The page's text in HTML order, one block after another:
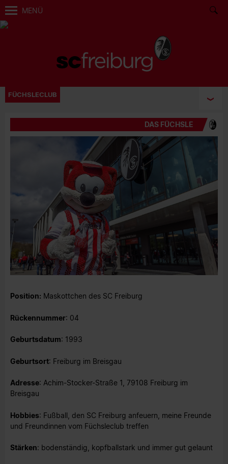
MENÜ
FÜCHSLECLUB
DAS FÜCHSLE
Position: Maskottchen des SC Freiburg
Rückennummer: 04
Geburtsdatum: 1993
Geburtsort: Freiburg im Breisgau
Adresse: Achim-Stocker-Straße 1, 79108 Freiburg im
Breisgau
Hobbies: Fußball, den SC Freiburg anfeuern, meine Freunde
und Freundinnen vom Füchsleclub treffen
Stärken: bodenständig, kopfballstark und immer gut gelaunt